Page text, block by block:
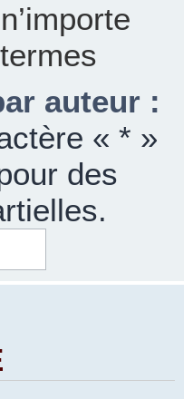
auteur :
« * »
des